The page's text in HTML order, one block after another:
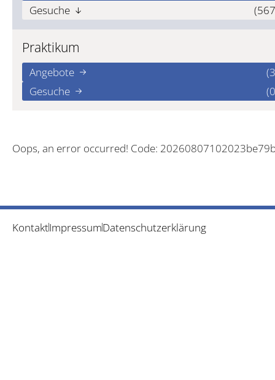
Gesuche
Praktikum
Angebote
Gesuche
Oops, an error occurred! Code:
KontaktImpressumDatenschutzerklärung